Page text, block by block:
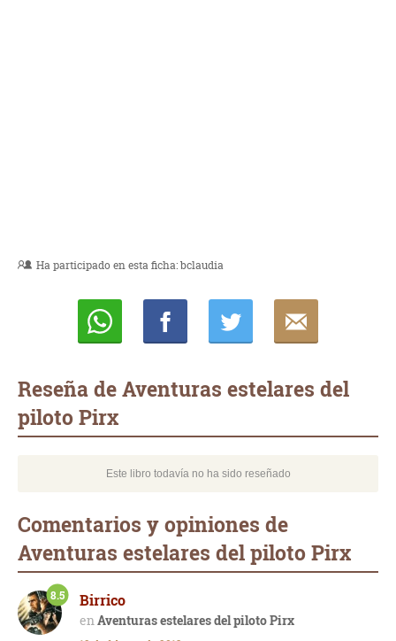
Ha participado en esta ficha:bclaudia
Reseña de Aventuras estelares del
piloto Pirx
Este libro todavía no ha sido reseñado
Comentarios y opiniones de
Aventuras estelares del piloto Pirx
Birrico
Aventuras estelares del piloto Pirx
8.5